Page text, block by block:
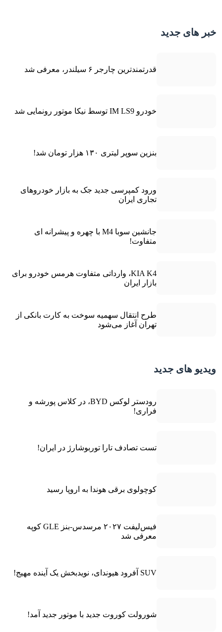
خبر های جدید
قدرتمندترین چارجر ۶ سیلندر، معرفی شد
خودرو IM LS9 توسط نیکا موتور رونمایی شد
بنزین سوپر لیتری ۱۳۰ هزار تومان شد!
ورود کمپرسی جدید جک به بازار خودروهای
تجاری ایران
جانشین سوبا M4 با چهره و پیشرانه ای
متفاوت!
KIA K4، وارداتی متفاوت هرمس خودرو برای
بازار ایران
طرح انتقال سهمیه سوخت به کارت بانکی از
تهران آغاز می‌شود
ویدیو های جدید
رودستر لوکس BYD، در کلاس پورشه و
فراری!
تست تصادف تارا توربوشارژ در ایران!
کوچولوی برقی هوندا به اروپا رسید
فیس‌لیفت ۲۰۲۷ مرسدس-بنز GLE کوپه
معرفی شد
SUV آفرود هیوندای، نویدبخش یک آینده مهیج!
شورولت کوروت جدید با موتور جدید آمد!